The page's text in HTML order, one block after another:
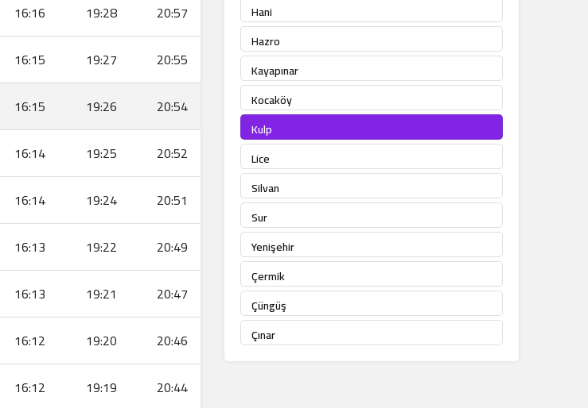
16:16 19:28
20:57
16:15 19:27
20:55
16:15 19:26
20:54
16:14 19:25
20:52
16:14 19:24
20:51
16:13 19:22
20:49
16:13 19:21
20:47
16:12 19:20
20:46
16:12 19:19
20:44
Hani
Hazro
Kayapınar
Kocaköy
Kulp
Lice
Silvan
Sur
Yenişehir
Çermik
Çüngüş
Çınar